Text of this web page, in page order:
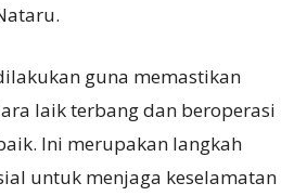
guna memastikan
laik terbang dan beroperasi
Ini merupakan langkah
untuk menjaga keselamatan